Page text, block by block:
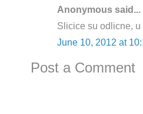
Anonymous said...
Slicice su odlicne,
June 10, 2012 at
Post a Comment